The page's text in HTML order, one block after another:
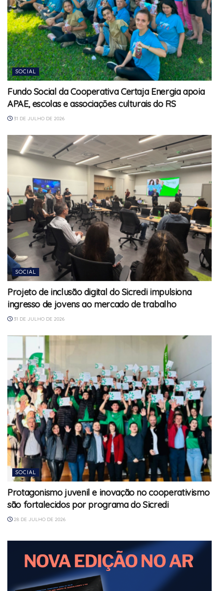
SOCIAL
Fundo Social da Cooperativa Certaja Energia apoia
APAE, escolas e associações culturais do RS
31 DE JULHO DE 2026
SOCIAL
Projeto de inclusão digital do Sicredi impulsiona
ingresso de jovens ao mercado de trabalho
31 DE JULHO DE 2026
SOCIAL
Protagonismo juvenil e inovação no cooperativismo
são fortalecidos por programa do Sicredi
28 DE JULHO DE 2026